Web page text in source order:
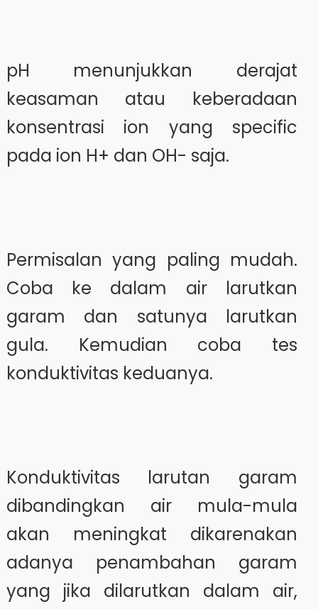
pH menunjukkan derajat
keasaman atau keberadaan
konsentrasi ion yang specific
pada ion H+ dan OH- saja.
Permisalan yang paling mudah.
Coba ke dalam air larutkan
garam dan satunya larutkan
gula. Kemudian coba tes
konduktivitas keduanya.
Konduktivitas larutan garam
dibandingkan air mula-mula
akan meningkat dikarenakan
adanya penambahan garam
yang jika dilarutkan dalam air,